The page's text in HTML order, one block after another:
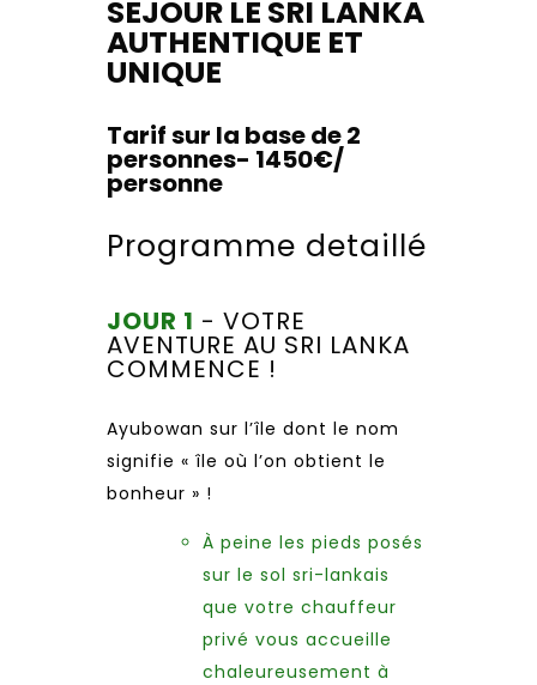
SEJOUR LE SRI LANKA
AUTHENTIQUE ET
UNIQUE
Tarif sur la base de 2
personnes- 1450€/
personne
Programme detaillé
JOUR 1 - VOTRE
AVENTURE AU SRI LANKA
COMMENCE !
Ayubowan sur l’île dont le nom
signifie « île où l’on obtient le
bonheur » !
À peine les pieds posés
sur le sol sri-lankais
que votre chauffeur
privé vous accueille
chaleureusement à